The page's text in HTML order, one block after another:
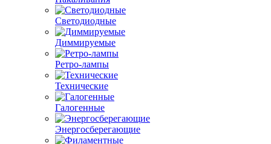
Светодиодные
Диммируемые
Ретро-лампы
Технические
Галогенные
Энергосберегающие